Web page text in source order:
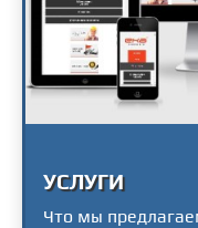
УСЛУГИ
Что мы